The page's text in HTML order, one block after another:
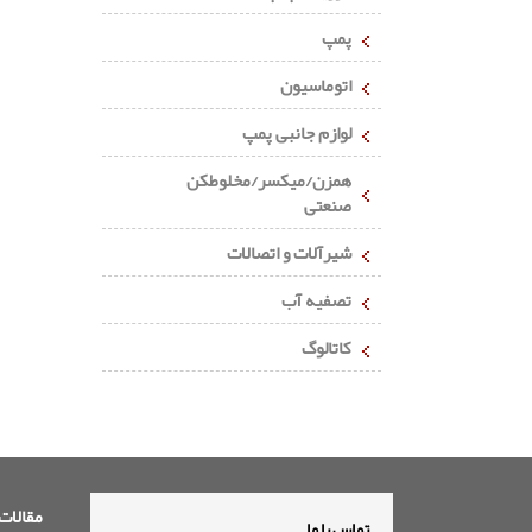
پمپ
اتوماسیون
لوازم جانبی پمپ
همزن/میکسر/مخلوطکن
صنعتی
شیرآلات و اتصالات
تصفیه آب
کاتالوگ